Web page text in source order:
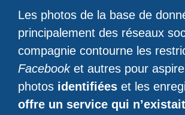
Les photos de la base de
principalement des réseaux
compagnie contourne les
Facebooket autres pour
photos identifiées et les
offre un service qui